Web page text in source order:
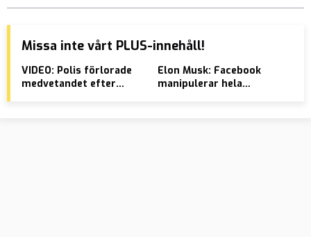
Missa inte vårt PLUS-innehåll!
VIDEO: Polis förlorade
medvetandet efter
Elon Musk: Facebook
manipulerar hela